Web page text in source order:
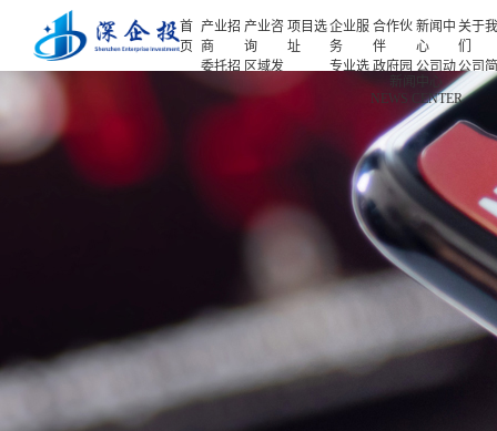
首
页
产业招
商
委托招
招商策
产业咨
询
区域发
项目选
址
企业服
务
专业选
投融资
服务
合作伙
伴
政府园
区
企业客
户
行业协
会
基金公
司
新闻中
心
公司动
产业观
察
关于
们
公司
介
人力
源
联系
产业咨询
新闻中心
NEWS CENTER